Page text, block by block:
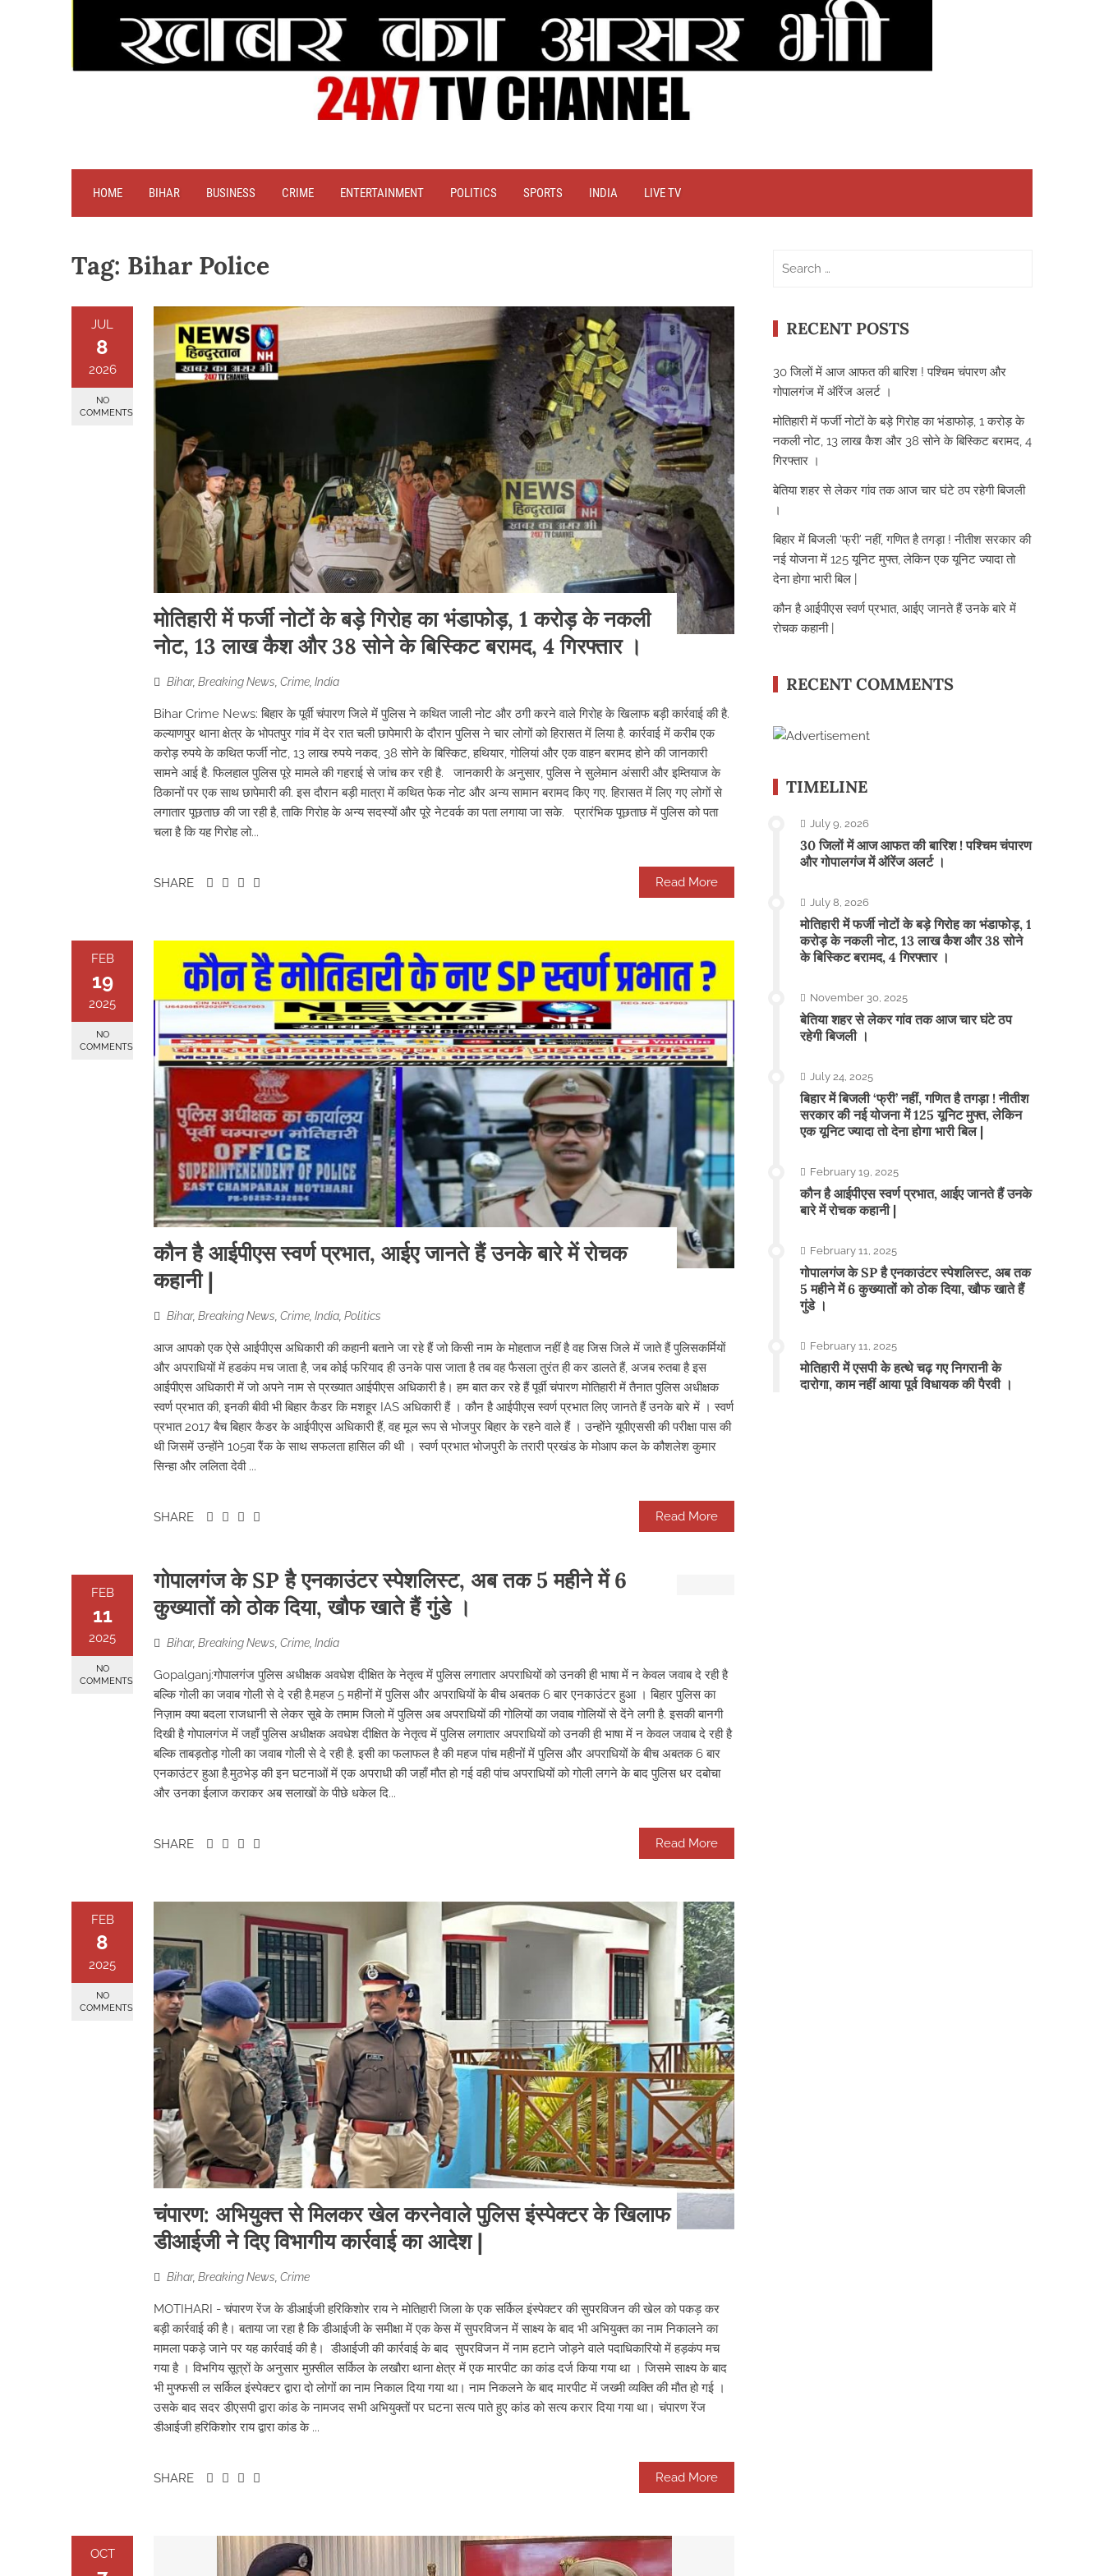
HOME BIHAR BUSINESS CRIME ENTERTAINMENT POLITICS SPORTS INDIA LIVE TV
Tag: Bihar Police
JUL
8
2026
NO
COMMENTS
मोतिहारी में फर्जी नोटों के बड़े गिरोह का भंडाफोड़, 1 करोड़ के नकली
नोट, 13 लाख कैश और 38 सोने के बिस्किट बरामद, 4 गिरफ्तार ।
Bihar, Breaking News Crime India
Bihar Crime News: बिहार के पूर्वी चंपारण जिले में पुलिस ने कथित जाली नोट और ठगी करने वाले गिरोह के खिलाफ बड़ी कार्रवाई की है.
कल्याणपुर थाना क्षेत्र के भोपतपुर गांव में देर रात चली छापेमारी के दौरान पुलिस ने चार लोगों को हिरासत में लिया है. कार्रवाई में करीब एक
करोड़ रुपये के कथित फर्जी नोट, 13 लाख रुपये नकद, 38 सोने के बिस्किट, हथियार, गोलियां और एक वाहन बरामद होने की जानकारी
सामने आई है. फिलहाल पुलिस पूरे मामले की गहराई से जांच कर रही है. जानकारी के अनुसार, पुलिस ने सुलेमान अंसारी और इम्तियाज के
ठिकानों पर एक साथ छापेमारी की. इस दौरान बड़ी मात्रा में कथित फेक नोट और अन्य सामान बरामद किए गए. हिरासत में लिए गए लोगों से
लगातार पूछताछ की जा रही है, ताकि गिरोह के अन्य सदस्यों और पूरे नेटवर्क का पता लगाया जा सके. प्रारंभिक पूछताछ में पुलिस को पता
चला है कि यह गिरोह लो...
Read More
SHARE
FEB
19
2025
NO
COMMENTS
कौन है आईपीएस स्वर्ण प्रभात, आईए जानते हैं उनके बारे में रोचक
कहानी |
Bihar, Breaking News Crime India Politics
आज आपको एक ऐसे आईपीएस अधिकारी की कहानी बताने जा रहे हैं जो किसी नाम के मोहताज नहीं है वह जिस जिले में जाते हैं पुलिसकर्मियों
और अपराधियों में हडकंप मच जाता है, जब कोई फरियाद ही उनके पास जाता है तब वह फैसला तुरंत ही कर डालते हैं, अजब रुतबा है इस
आईपीएस अधिकारी में जो अपने नाम से प्रख्यात आईपीएस अधिकारी है। हम बात कर रहे हैं पूर्वी चंपारण मोतिहारी में तैनात पुलिस अधीक्षक
स्वर्ण प्रभात की, इनकी बीवी भी बिहार कैडर कि मशहूर IAS अधिकारी हैं । कौन है आईपीएस स्वर्ण प्रभात लिए जानते हैं उनके बारे में । स्वर्ण
प्रभात 2017 बैच बिहार कैडर के आईपीएस अधिकारी हैं, वह मूल रूप से भोजपुर बिहार के रहने वाले हैं । उन्होंने यूपीएससी की परीक्षा पास की
थी जिसमें उन्होंने 105वा रैंक के साथ सफलता हासिल की थी । स्वर्ण प्रभात भोजपुरी के तरारी प्रखंड के मोआप कल के कौशलेश कुमार
सिन्हा और ललिता देवी ...
Read More
SHARE
FEB
11
2025
NO
COMMENTS
गोपालगंज के SP है एनकाउंटर स्पेशलिस्ट, अब तक 5 महीने में 6
कुख्यातों को ठोक दिया, खौफ खाते हैं गुंडे ।
Bihar, Breaking News Crime India
Gopalganj:गोपालगंज पुलिस अधीक्षक अवधेश दीक्षित के नेतृत्व में पुलिस लगातार अपराधियों को उनकी ही भाषा में न केवल जवाब दे रही है
बल्कि गोली का जवाब गोली से दे रही है.महज 5 महीनों में पुलिस और अपराधियों के बीच अबतक 6 बार एनकाउंटर हुआ । बिहार पुलिस का
निज़ाम क्या बदला राजधानी से लेकर सूबे के तमाम जिलो में पुलिस अब अपराधियों की गोलियों का जवाब गोलियों से देंने लगी है. इसकी बानगी
दिखी है गोपालगंज में जहाँ पुलिस अधीक्षक अवधेश दीक्षित के नेतृत्व में पुलिस लगातार अपराधियों को उनकी ही भाषा में न केवल जवाब दे रही है
बल्कि ताबड़तोड़ गोली का जवाब गोली से दे रही है. इसी का फलाफल है की महज पांच महीनों में पुलिस और अपराधियों के बीच अबतक 6 बार
एनकाउंटर हुआ है.मुठभेड़ की इन घटनाओं में एक अपराधी की जहाँ मौत हो गई वही पांच अपराधियों को गोली लगने के बाद पुलिस धर दबोचा
और उनका ईलाज कराकर अब सलाखों के पीछे धकेल दि...
Read More
SHARE
FEB
8
2025
NO
COMMENTS
चंपारण: अभियुक्त से मिलकर खेल करनेवाले पुलिस इंस्पेक्टर के खिलाफ
डीआईजी ने दिए विभागीय कार्रवाई का आदेश |
Bihar, Breaking News Crime
MOTIHARI - चंपारण रेंज के डीआईजी हरिकिशोर राय ने मोतिहारी जिला के एक सर्किल इंस्पेक्टर की सुपरविजन की खेल को पकड़ कर
बड़ी कार्रवाई की है। बताया जा रहा है कि डीआईजी के समीक्षा में एक केस में सुपरविजन में साक्ष्य के बाद भी अभियुक्त का नाम निकालने का
मामला पकड़े जाने पर यह कार्रवाई की है। डीआईजी की कार्रवाई के बाद सुपरविजन में नाम हटाने जोड़ने वाले पदाधिकारियो में हड़कंप मच
गया है । विभगिय सूत्रों के अनुसार मुफ़्सील सर्किल के लखौरा थाना क्षेत्र में एक मारपीट का कांड दर्ज किया गया था । जिसमे साक्ष्य के बाद
भी मुफ्फसी ल सर्किल इंस्पेक्टर द्वारा दो लोगों का नाम निकाल दिया गया था। नाम निकलने के बाद मारपीट में जख्मी व्यक्ति की मौत हो गई ।
उसके बाद सदर डीएसपी द्वारा कांड के नामजद सभी अभियुक्तों पर घटना सत्य पाते हुए कांड को सत्य करार दिया गया था। चंपारण रेंज
डीआईजी हरिकिशोर राय द्वारा कांड के ...
Read More
SHARE
OCT
RECENT POSTS
30 जिलों में आज आफत की बारिश ! पश्चिम चंपारण और
गोपालगंज में ऑरेंज अलर्ट ।
मोतिहारी में फर्जी नोटों के बड़े गिरोह का भंडाफोड़, 1 करोड़ के
नकली नोट, 13 लाख कैश और 38 सोने के बिस्किट बरामद, 4
गिरफ्तार ।
बेतिया शहर से लेकर गांव तक आज चार घंटे ठप रहेगी बिजली
।
बिहार में बिजली ‘फ्री’ नहीं, गणित है तगड़ा ! नीतीश सरकार की
नई योजना में 125 यूनिट मुफ्त, लेकिन एक यूनिट ज्यादा तो
देना होगा भारी बिल |
कौन है आईपीएस स्वर्ण प्रभात, आईए जानते हैं उनके बारे में
रोचक कहानी |
RECENT COMMENTS
TIMELINE
July 9, 2026
30 जिलों में आज आफत की बारिश ! पश्चिम चंपारण
और गोपालगंज में ऑरेंज अलर्ट ।
July 8, 2026
मोतिहारी में फर्जी नोटों के बड़े गिरोह का भंडाफोड़, 1
करोड़ के नकली नोट, 13 लाख कैश और 38 सोने
के बिस्किट बरामद, 4 गिरफ्तार ।
November 30, 2025
बेतिया शहर से लेकर गांव तक आज चार घंटे ठप
रहेगी बिजली ।
July 24, 2025
बिहार में बिजली ‘फ्री’ नहीं, गणित है तगड़ा ! नीतीश
सरकार की नई योजना में 125 यूनिट मुफ्त, लेकिन
एक यूनिट ज्यादा तो देना होगा भारी बिल |
February 19, 2025
कौन है आईपीएस स्वर्ण प्रभात, आईए जानते हैं उनके
बारे में रोचक कहानी |
February 11, 2025
गोपालगंज के SP है एनकाउंटर स्पेशलिस्ट, अब तक
5 महीने में 6 कुख्यातों को ठोक दिया, खौफ खाते हैं
गुंडे ।
February 11, 2025
मोतिहारी में एसपी के हत्थे चढ़ गए निगरानी के
दारोगा, काम नहीं आया पूर्व विधायक की पैरवी ।